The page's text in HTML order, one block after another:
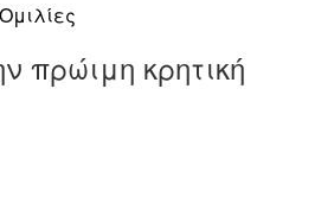
πρώιμη κρητική